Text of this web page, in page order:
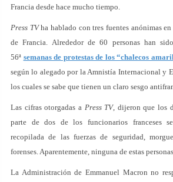
Francia desde hace mucho tiempo.
Press TVha hablado con tres fuentes anónimas
de Francia. Alrededor de 60 personas han
56ª semanas de protestas de los “chalecos
según lo alegado por la Amnistía Internacional y
los cuales se sabe que tienen un claro sesgo
Las cifras otorgadas a Press TV, dijeron que los
parte de dos de los funcionarios franceses
recopilada de las fuerzas de seguridad,
forenses. Aparentemente, ninguna de estas
La Administración de Emmanuel Macron no